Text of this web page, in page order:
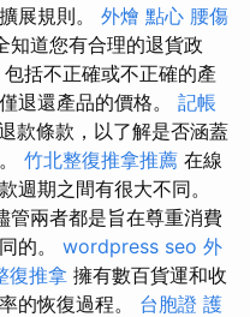
展規則。 外燴 點心 腰傷
知道您有合理的退貨政
括不正確或不正確的產
退還產品的價格。 記帳
款條款，以了解是否涵蓋
竹北整復推拿推薦 在線
週期之間有很大不同。
管兩者都是旨在尊重消費
的。 wordpress seo 外
復推拿 擁有數百貨運和收
的恢復過程。 台胞證 護